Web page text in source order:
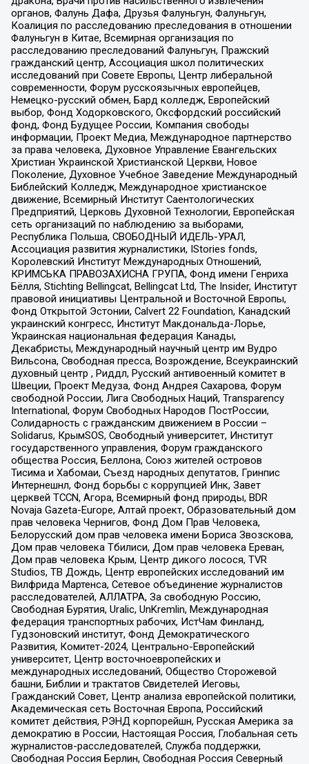
органов, Фалунь Дафа, Друзья Фалуньгун, Фалуньгун,
Коалиция по расследованию преследования в отношении
Фалуньгун в Китае, Всемирная организация по
расследованию преследований Фалуньгун, Пражский
гражданский центр, Ассоциация школ политических
исследований при Совете Европы, Центр либеральной
современности, Форум русскоязычных европейцев,
Немецко-русский обмен, Бард колледж, Европейский
выбор, Фонд Ходорковского, Оксфордский российский
фонд, Фонд Будущее России, Компания свободы
информации, Проект Медиа, Международное партнерство
за права человека, Духовное Управление Евангельских
Христиан Украинской Христианской Церкви, Новое
Поколение, Духовное Учебное Заведение Международный
Библейский Колледж, Международное христианское
движение, Всемирный Институт Саентологических
Предприятий, Церковь Духовной Технологии, Европейская
сеть организаций по наблюдению за выборами,
Республика Польша, СВОБОДНЫЙ ИДЕЛЬ-УРАЛ,
Ассоциация развития журналистики, IStories fonds,
Королевский Институт Международных Отношений,
КРИМСЬКА ПРАВОЗАХИСНА ГРУПА, Фонд имени Генриха
Бёлля, Stichting Bellingcat, Bellingcat Ltd, The Insider, Институт
правовой инициативы Центральной и Восточной Европы,
Фонд Открытой Эстонии, Calvert 22 Foundation, Канадский
украинский конгресс, Институт Макдональда-Лорье,
Украинская национальная федерация Канады,
Декабристы, Международный научный центр им Вудро
Вильсона, Свободная пресса, Возрождение, Всеукраинский
духовный центр , Риддл, Русский антивоенный комитет в
Швеции, Проект Медуза, Фонд Андрея Сахарова, Форум
свободной России, Лига Свободных Наций, Transparеncy
International, Форум Свободных Народов ПостРоссии,
Солидарность с гражданским движением в России –
Solidarus, КрымSOS, Свободный университет, Институт
государственного управления, Форум гражданского
общества Россия, Беллона, Союз жителей островов
Тисима и Хабомаи, Съезд народных депутатов, Гринпис
Интернешнл, Фонд борьбы с коррупцией Инк, Завет
церквей TCCN, Агора, Всемирный фонд природы, BDR
Novaja Gazeta-Europe, Алтай проект, Образовательный дом
прав человека Чернигов, Фонд Дом Прав Человека,
Белорусский дом прав человека имени Бориса Звозскова,
Дом прав человека Тбилиси, Дом прав человека Ереван,
Дом прав человека Крым, Центр дикого лосося, TVR
Studios, ТВ Дождь, Центр европейских исследований им
Вилфрида Мартенса, Сетевое объединение журналистов
расследователей, АЛЛАТРА, За свободную Россию,
Свободная Бурятия, Uralic, UnKremlin, Международная
федерация транспортных рабочих, ИстЧам Финланд,
Гудзоновский институт, Фонд Демократического
Развития, Комитет-2024, Центрально-Европейский
университет, Центр восточноевропейских и
международных исследований, Общество Сторожевой
башни, Библии и трактатов Свидетелей Иеговы,
Гражданский Совет, Центр анализа европейской политики,
Академическая сеть Восточная Европа, Российский
комитет действия, РЭНД корпорейшн, Русская Америка за
демократию в России, Настоящая Россия, Глобальная сеть
журналистов-расследователей, Служба поддержки,
Свободная Россия Берлин, Свободная Россия Северный